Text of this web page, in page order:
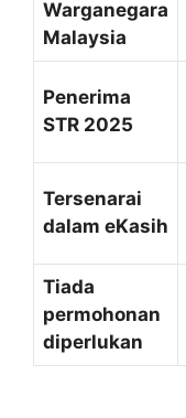
Warganegara
Malaysia
Penerima
STR 2025
Tersenarai
dalam eKasih
Tiada
permohonan
diperlukan